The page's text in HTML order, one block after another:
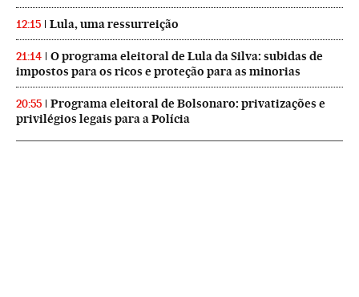
12:15 Lula, uma ressurreição
21:14
O programa eleitoral de Lula da Silva: subidas de
impostos para os ricos e proteção para as minorias
20:55
Programa eleitoral de Bolsonaro: privatizações e
privilégios legais para a Polícia